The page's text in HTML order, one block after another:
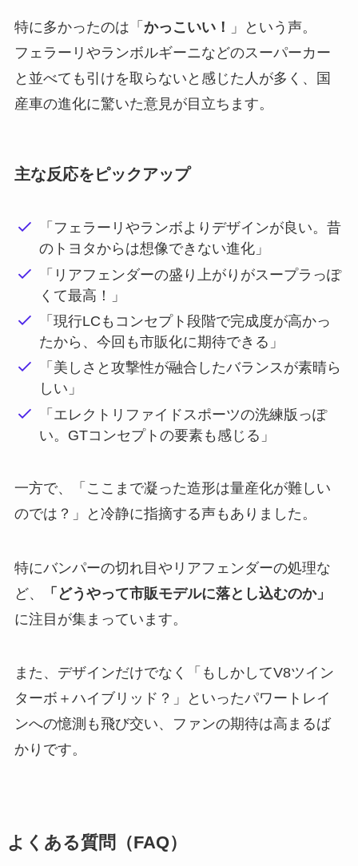
特に多かったのは「 かっこいい！
」という声。
フェラーリやランボルギーニなどのスーパーカー
と並べても引けを取らないと感じた人が多く、国
産車の進化に驚いた意見が目立ちます。
主な反応をピックアップ
「フェラーリやランボよりデザインが良い。昔
のトヨタからは想像できない進化」
「リアフェンダーの盛り上がりがスープラっぽ
くて最高！」
「現行LCもコンセプト段階で完成度が高かっ
たから、今回も市販化に期待できる」
「美しさと攻撃性が融合したバランスが素晴ら
しい」
「エレクトリファイドスポーツの洗練版っぽ
い。GTコンセプトの要素も感じる」
一方で、「ここまで凝った造形は量産化が難しい
のでは？」と冷静に指摘する声もありました。
特にバンパーの切れ目やリアフェンダーの処理な
ど、
「どうやって市販モデルに落とし込むのか」
に注目が集まっています。
また、デザインだけでなく「もしかしてV8ツイン
ターボ＋ハイブリッド？」といったパワートレイ
ンへの憶測も飛び交い、ファンの期待は高まるば
かりです。
よくある質問（FAQ）